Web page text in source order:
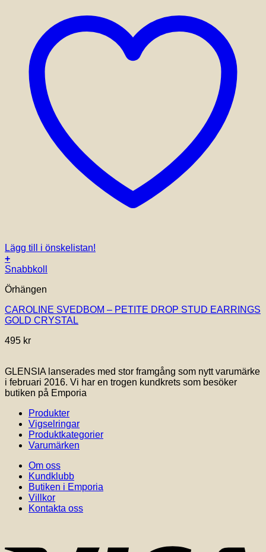
Lägg till i önskelistan!
+
Snabbkoll
Örhängen
CAROLINE SVEDBOM – PETITE DROP STUD EARRINGS
GOLD CRYSTAL
495 kr
GLENSIA lanserades med stor framgång som nytt varumärke
i februari 2016. Vi har en trogen kundkrets som besöker
butiken på Emporia
Produkter
Vigselringar
Produktkategorier
Varumärken
Om oss
Kundklubb
Butiken i Emporia
Villkor
Kontakta oss